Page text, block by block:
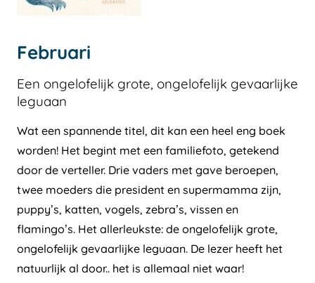
Februari
Een ongelofelijk grote, ongelofelijk gevaarlijke
leguaan
Wat een spannende titel, dit kan een heel eng boek
worden! Het begint met een familiefoto, getekend
door de verteller. Drie vaders met gave beroepen,
twee moeders die president en supermamma zijn,
puppy’s, katten, vogels, zebra’s, vissen en
flamingo’s. Het allerleukste: de ongelofelijk grote,
ongelofelijk gevaarlijke leguaan. De lezer heeft het
natuurlijk al door.. het is allemaal niet waar!